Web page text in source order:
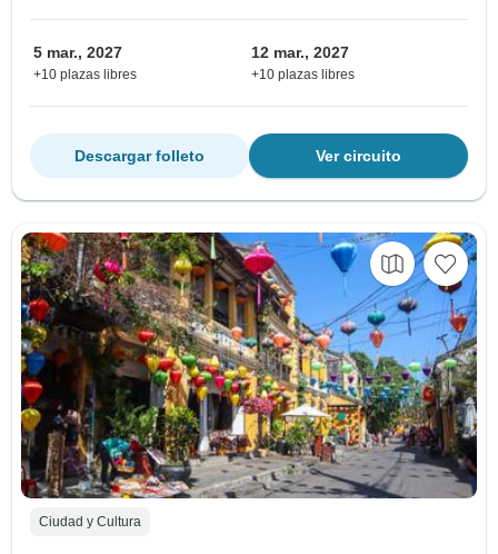
5 mar., 2027
+10 plazas libres
12 mar., 2027
+10 plazas libres
Ver circuito
Descargar folleto
Ciudad y Cultura